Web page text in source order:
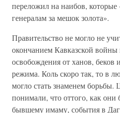
переложил на наибов, которые
генералам за мешок золота».
Правительство не могло не
окончанием Кавказской войны
освобождения от ханов, беков
режима. Коль скоро так, то в
могло стать знаменем борьбы.
понимали, что оттого, как они
бывшему имаму, события в